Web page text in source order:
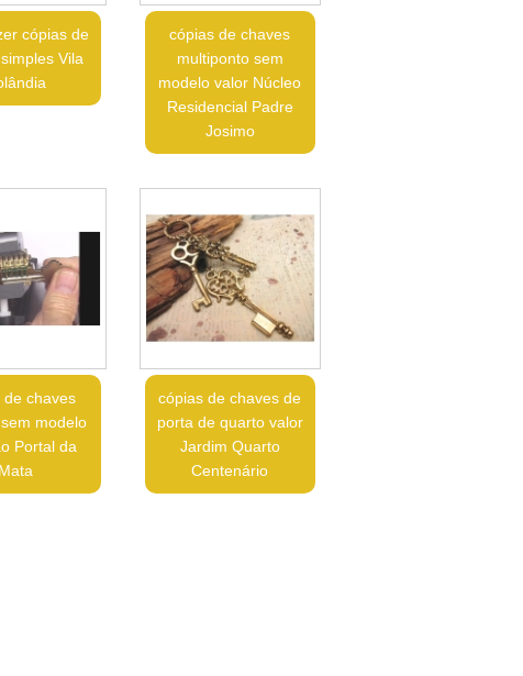
cópias de
Vila
cópias de chaves
multiponto sem
modelo valor Núcleo
Residencial Padre
Josimo
de chaves
modelo
Portal da
Mata
cópias de chaves de
porta de quarto valor
Jardim Quarto
Centenário